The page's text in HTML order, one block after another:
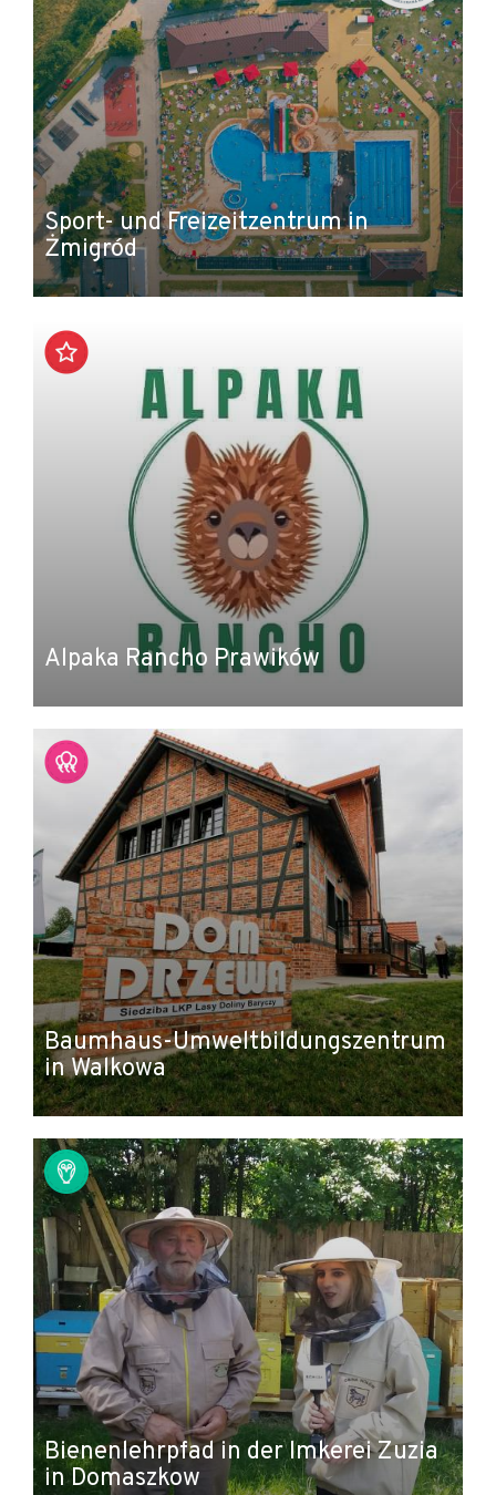
Sport- und Freizeitzentrum in
Żmigród
Alpaka Rancho Prawików
Baumhaus-Umweltbildungszentrum
in Walkowa
Bienenlehrpfad in der Imkerei Zuzia
in Domaszkow